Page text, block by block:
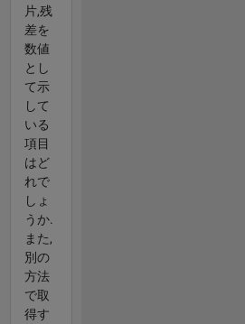
片,残
差を
数値
とし
て示
して
いる
項目
はど
れで
しょ
うか.
また,
別の
方法
で取
得す